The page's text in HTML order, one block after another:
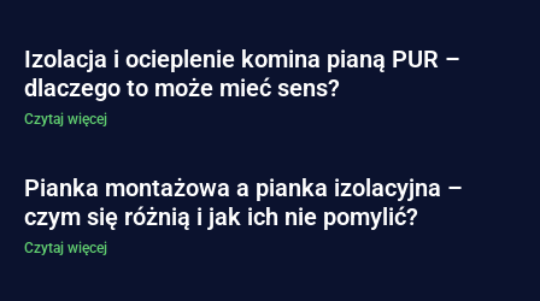
Izolacja i ocieplenie komina pianą PUR –
dlaczego to może mieć sens?
Czytaj więcej
Pianka montażowa a pianka izolacyjna –
czym się różnią i jak ich nie pomylić?
Czytaj więcej